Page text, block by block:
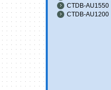
CTDB-AU1550
CTDB-AU1200